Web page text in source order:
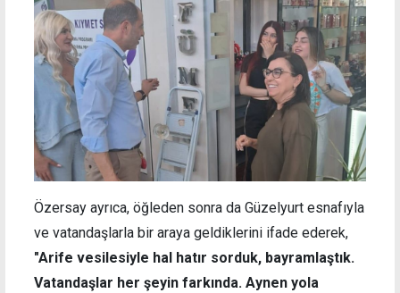
Özersay ayrıca, öğleden sonra da Güzelyurt esnafıyla
ve vatandaşlarla bir araya geldiklerini ifade ederek,
"Arife vesilesiyle hal hatır sorduk, bayramlaştık.
Vatandaşlar her şeyin farkında. Aynen yola